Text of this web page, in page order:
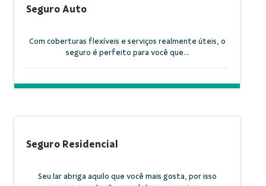
Seguro Auto
Com coberturas flexíveis e serviços realmente úteis, o
seguro é perfeito para você que...
Seguro Residencial
Seu lar abriga aquilo que você mais gosta, por isso